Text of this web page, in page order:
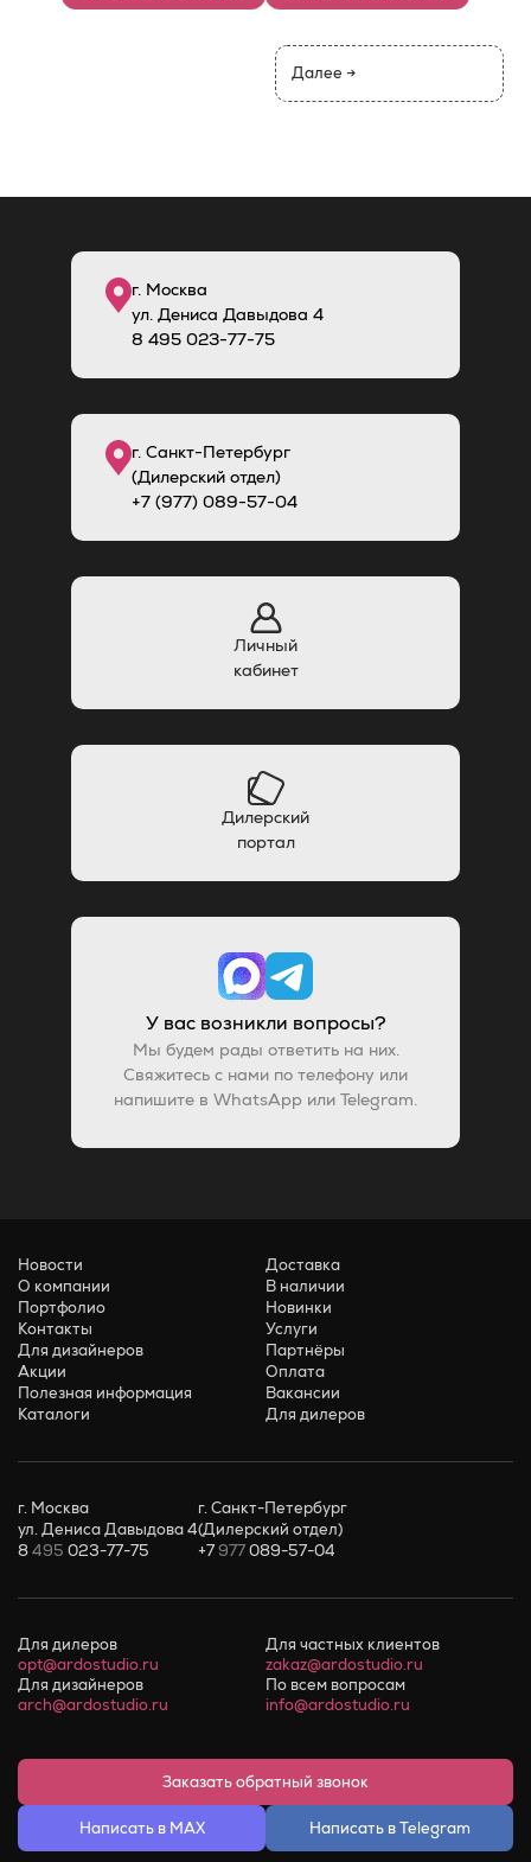
Далее →
г. Москва
ул. Дениса Давыдова 4
8 495 023-77-75
г. Санкт-Петербург
(Дилерский отдел)
+7 (977) 089-57-04
Личный
кабинет
Дилерский
портал
У вас возникли вопросы?
Мы будем рады ответить на них.
Свяжитесь с нами по телефону или
напишите в WhatsApp или Telegram.
Новости
О компании
Портфолио
Контакты
Для дизайнеров
Акции
Полезная информация
Каталоги
Доставка
В наличии
Новинки
Услуги
Партнёры
Оплата
Вакансии
Для дилеров
г. Москва
ул. Дениса Давыдова 4
8495 023-77-75
г. Санкт-Петербург
(Дилерский отдел)
+7977089-57-04
Для дилеров
opt@ardostudio.ru
Для частных клиентов
zakaz@ardostudio.ru
Для дизайнеров
arch@ardostudio.ru
По всем вопросам
info@ardostudio.ru
Заказать обратный звонок
Написать в MAX Написать в Telegram